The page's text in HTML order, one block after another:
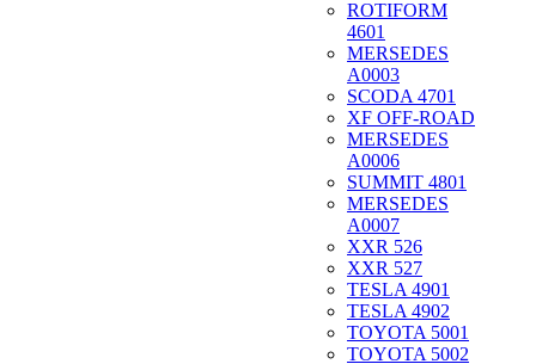
ROTIFORM
4601
MERSEDES
A0003
SCODA 4701
XF OFF-ROAD
MERSEDES
A0006
SUMMIT 4801
MERSEDES
A0007
XXR 526
XXR 527
TESLA 4901
TESLA 4902
TOYOTA 5001
TOYOTA 5002